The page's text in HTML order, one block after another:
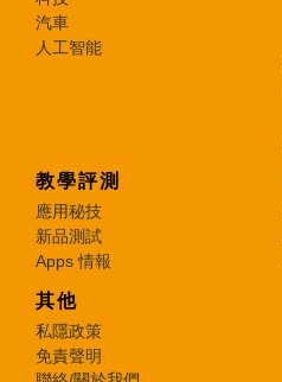
汽車
人工智能
教學評測
應用秘技
新品測試
Apps 情報
其他
私隱政策
免責聲明